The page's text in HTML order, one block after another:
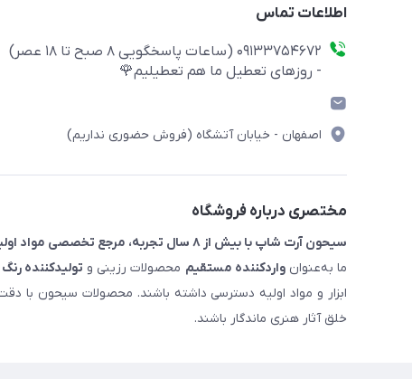
اطلاعات تماس
09133754672 (ساعات پاسخگویی ۸ صبح تا ۱۸ عصر)
- روزهای تعطیل ما هم تعطیلیم🌹
اصفهان - خیابان آتشگاه (فروش حضوری نداریم)
مختصری درباره فروشگاه
سیحون آرت شاپ با بیش از ۸ سال تجربه، مرجع تخصصی مواد اولیه رزین و ملزومات هنری است.
ما به‌عنوانواردکننده مستقیم محصولات رزینی و تولیدکننده رنگ
ابزار و مواد اولیه دسترسی داشته باشند. محصولات سیحون با
خلق آثار هنری ماندگار باشند.